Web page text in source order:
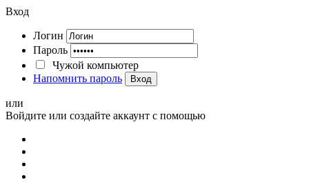
Вход
Логин
Пароль
Чужой компьютер
Напомнить пароль
Вход
или
Войдите или создайте аккаунт с помощью